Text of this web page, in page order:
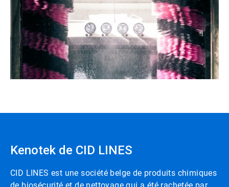
Kenotek de CID LINES
CID LINES est une société belge de produits chimiques